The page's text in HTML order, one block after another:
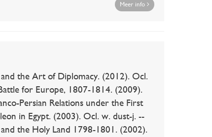
Meer info
the Art of Diplomacy. (2012). Ocl.
for Europe, 1807-1814. (2009).
Persian Relations under the First
in Egypt. (2003). Ocl. w. dust-j. --
the Holy Land 1798-1801. (2002).